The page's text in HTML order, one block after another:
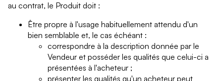
au contrat, le Produit doit :
Être propre à l'usage habituellement attendu d'un
bien semblable et, le cas échéant :
correspondre à la description donnée par le
Vendeur et posséder les qualités que celui-ci a
présentées à l'acheteur ;
présenter les qualités qu'un acheteur peut